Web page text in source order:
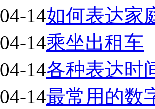
04-14如何表达家
04-14乘坐出租车
04-14各种表达时
04-14最常用的数